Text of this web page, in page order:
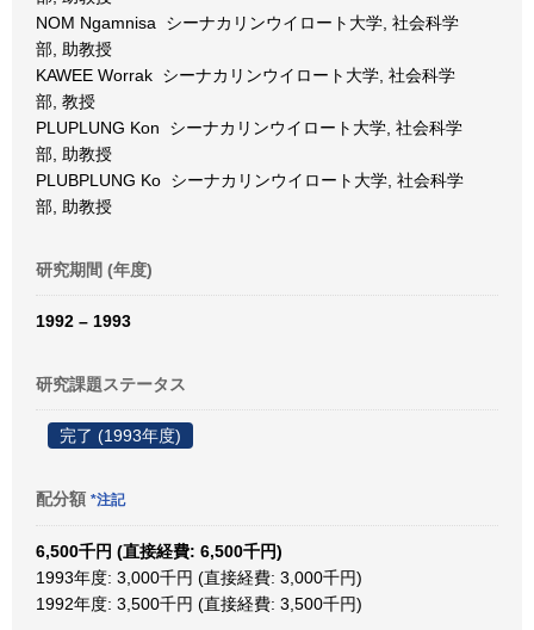
NOM Ngamnisa シーナカリンウイロート大学, 社会科学
部, 助教授
KAWEE Worrak シーナカリンウイロート大学, 社会科学
部, 教授
PLUPLUNG Kon シーナカリンウイロート大学, 社会科学
部, 助教授
PLUBPLUNG Ko シーナカリンウイロート大学, 社会科学
部, 助教授
研究期間 (年度)
1992 – 1993
研究課題ステータス
完了 (1993年度)
配分額 *注記
6,500千円 (直接経費: 6,500千円)
1993年度: 3,000千円 (直接経費: 3,000千円)
1992年度: 3,500千円 (直接経費: 3,500千円)